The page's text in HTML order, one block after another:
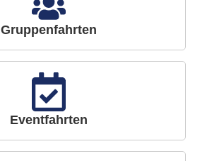
Gruppenfahrten
Eventfahrten